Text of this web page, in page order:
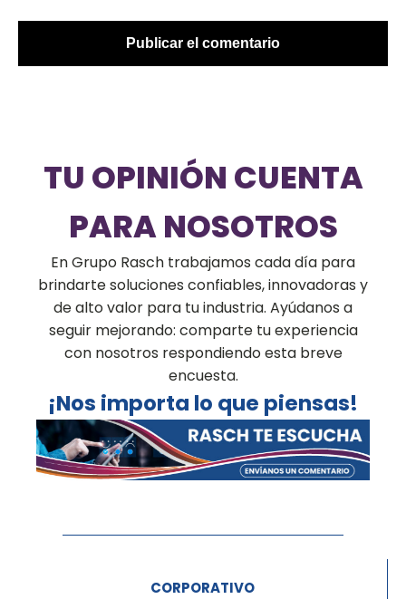
TU OPINIÓN CUENTA
PARA NOSOTROS
En Grupo Rasch trabajamos cada día para
brindarte soluciones confiables, innovadoras y
de alto valor para tu industria. Ayúdanos a
seguir mejorando: comparte tu experiencia
con nosotros respondiendo esta breve
encuesta.
¡Nos importa lo que piensas!
CORPORATIVO